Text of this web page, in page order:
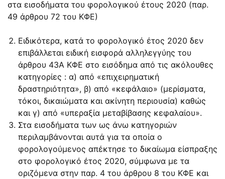
στα εισοδήματα του φορολογικού έτους 2020 (παρ.
49 άρθρου 72 του ΚΦΕ)
Ειδικότερα, κατά το φορολογικό έτος 2020 δεν
επιβάλλεται ειδική εισφορά αλληλεγγύης του
άρθρου 43Α ΚΦΕ στο εισόδημα από τις ακόλουθες
κατηγορίες : α) από «επιχειρηματική
δραστηριότητα», β) από «κεφάλαιο» (μερίσματα,
τόκοι, δικαιώματα και ακίνητη περιουσία) καθώς
και γ) από «υπεραξία μεταβίβασης κεφαλαίου».
Στα εισοδήματα των ως άνω κατηγοριών
περιλαμβάνονται αυτά για τα οποία ο
φορολογούμενος απέκτησε το δικαίωμα είσπραξης
στο φορολογικό έτος 2020, σύμφωνα με τα
οριζόμενα στην παρ. 4 του άρθρου 8 του ΚΦΕ και